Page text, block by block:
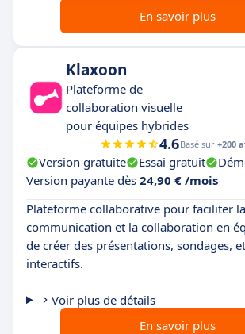
En savoir plus
Klaxoon
Plateforme de
collaboration visuelle
pour équipes hybrides
4.6Basé sur +200
Version gratuite Essai gratuit
Version payante dès 24,90 € /mois
Plateforme collaborative pour faciliter la
communication et la collaboration en
de créer des présentations, sondages,
interactifs.
Voir plus de détails
En savoir plus